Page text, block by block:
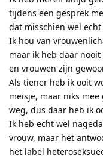
tijdens een gesprek
dat misschien wel echt
Ik hou van
maar ik heb daar
en vrouwen zijn
Als tiener heb ik ooit
meisje, maar niks
weg, dus daar heb ik
Ik heb echt wel
vrouw, maar het
het label